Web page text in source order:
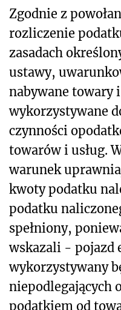
Zgodnie z
rozliczenie
zasadach
ustawy,
nabywane towary i
wykorzystywane
czynności
towarów i usług.
warunek
kwoty podatku
podatku
spełniony,
wskazali - pojazd
wykorzystywany
niepodlegających
podatkiem od